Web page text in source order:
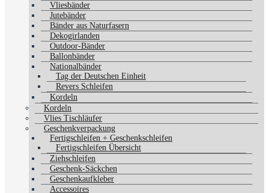
Vliesbänder
Jutebänder
Bänder aus Naturfasern
Dekogirlanden
Outdoor-Bänder
Ballonbänder
Nationalbänder
Tag der Deutschen Einheit
Revers Schleifen
Kordeln
Kordeln
Vlies Tischläufer
Geschenkverpackung
Fertigschleifen + Geschenkschleifen
Fertigschleifen Übersicht
Ziehschleifen
Geschenk-Säckchen
Geschenkaufkleber
Accessoires